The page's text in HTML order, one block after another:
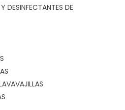
DESINFECTANTES DE